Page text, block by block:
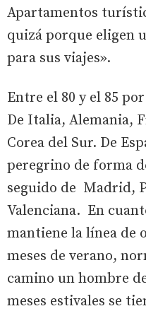
Apartamentos
quizá porque eligen
para sus viajes».
Entre el 80 y el 85
De Italia, Alemania,
Corea del Sur. De
peregrino de forma
seguido de Madrid,
Valenciana. En
mantiene la línea de
meses de verano,
camino un hombre
meses estivales se